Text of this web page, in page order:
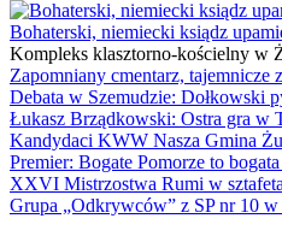
Bohaterski, niemiecki ksiądz
Kompleks klasztorno-kościelny w
Zapomniany cmentarz, tajemnicze
Debata w Szemudzie: Dołkowski
Łukasz Brządkowski: Ostra gra w
Kandydaci KWW Nasza Gmina
Premier: Bogate Pomorze to
XXVI Mistrzostwa Rumi w
Grupa „Odkrywców” z SP nr 10